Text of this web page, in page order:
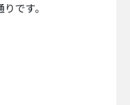
です。